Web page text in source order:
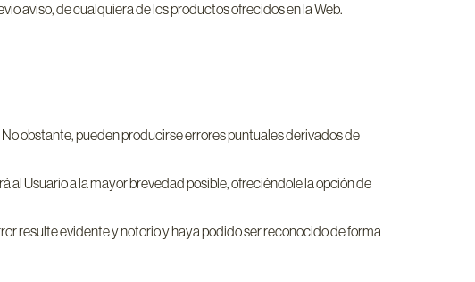
aviso, de cualquiera de los productos ofrecidos en la Web.
obstante, pueden producirse errores puntuales derivados de
al Usuario a la mayor brevedad posible, ofreciéndole la opción de
resulte evidente y notorio y haya podido ser reconocido de forma